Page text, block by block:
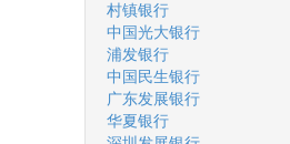
村镇银行
中国光大银行
浦发银行
中国民生银行
广东发展银行
华夏银行